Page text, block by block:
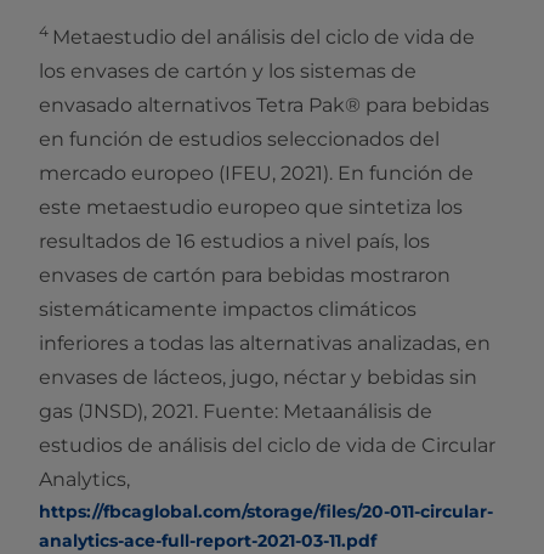
4 Metaestudio del análisis del ciclo de vida de
los envases de cartón y los sistemas de
envasado alternativos Tetra Pak® para bebidas
en función de estudios seleccionados del
mercado europeo (IFEU, 2021). En función de
este metaestudio europeo que sintetiza los
resultados de 16 estudios a nivel país, los
envases de cartón para bebidas mostraron
sistemáticamente impactos climáticos
inferiores a todas las alternativas analizadas, en
envases de lácteos, jugo, néctar y bebidas sin
gas (JNSD), 2021. Fuente: Metaanálisis de
estudios de análisis del ciclo de vida de Circular
Analytics,
https://fbcaglobal.com/storage/files/20-011-circular-
analytics-ace-full-report-2021-03-11.pdf